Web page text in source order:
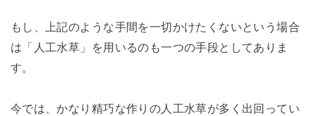
もし、上記のような手間を一切かけたくないという場合
は「人工水草」を用いるのも一つの手段としてありま
す。
今では、かなり精巧な作りの人工水草が多く出回ってい